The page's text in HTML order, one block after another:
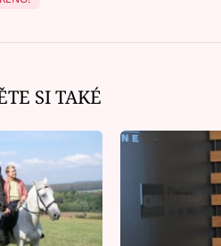
SI TAKÉ